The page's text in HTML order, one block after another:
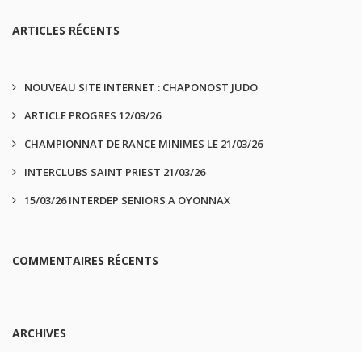
ARTICLES RÉCENTS
NOUVEAU SITE INTERNET : CHAPONOST JUDO
ARTICLE PROGRES 12/03/26
CHAMPIONNAT DE RANCE MINIMES LE 21/03/26
INTERCLUBS SAINT PRIEST 21/03/26
15/03/26 INTERDEP SENIORS A OYONNAX
COMMENTAIRES RÉCENTS
ARCHIVES